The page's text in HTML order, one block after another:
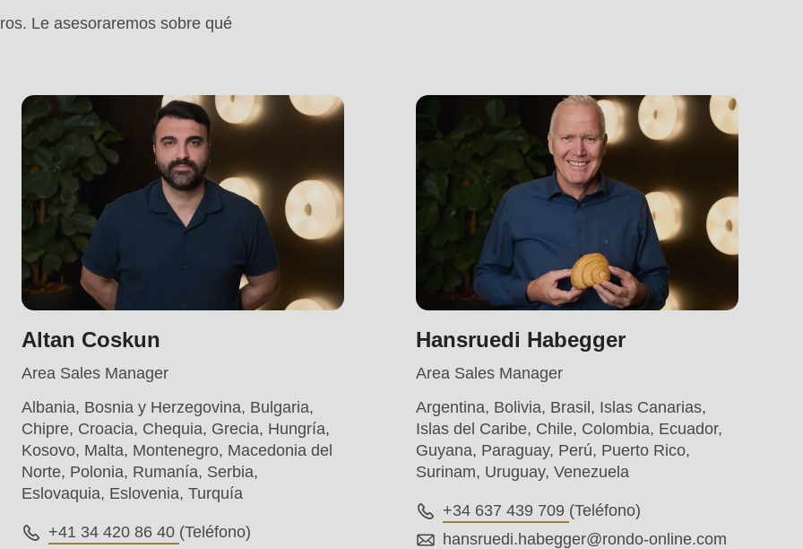
Le asesoraremos sobre qué
Altan Coskun
Area Sales Manager
Albania, Bosnia y Herzegovina, Bulgaria,
Chipre, Croacia, Chequia, Grecia, Hungría,
Kosovo, Malta, Montenegro, Macedonia del
Norte, Polonia, Rumanía, Serbia,
Eslovaquia, Eslovenia, Turquía
+41 34 420 86 40 (Teléfono)
Hansruedi Habegger
Area Sales Manager
Argentina, Bolivia, Brasil, Islas Canarias,
Islas del Caribe, Chile, Colombia, Ecuador,
Guyana, Paraguay, Perú, Puerto Rico,
Surinam, Uruguay, Venezuela
+34 637 439 709 (Teléfono)
hansruedi.habegger@rondo-online.com